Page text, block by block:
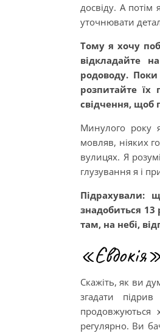
досвіду. А
уточнювати
Тому я хочу
відкладайте
родоводу.
розпитайте їх
свідчення, щоб
Минулого року
мовляв, ніяких
вулицях. Я
глузування я і
Підрахували:
знадобиться
там, на небі,
Скажіть, як ви
згадати
продовжуються
регулярно. Ви